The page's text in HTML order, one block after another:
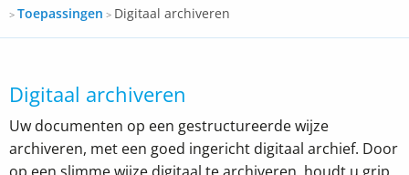
Docspro
> Toepassingen > Digitaal archiveren
Digitaal archiveren
Uw documenten op een gestructureerde wijze
archiveren, met een goed ingericht digitaal archief. Door